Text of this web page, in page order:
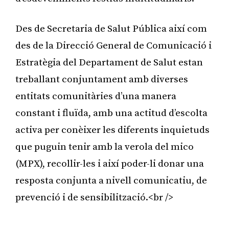
Des de Secretaria de Salut Pública així com
des de la Direcció General de Comunicació i
Estratègia del Departament de Salut estan
treballant conjuntament amb diverses
entitats comunitàries d’una manera
constant i fluïda, amb una actitud d’escolta
activa per conèixer les diferents inquietuds
que puguin tenir amb la verola del mico
(MPX), recollir-les i així poder-li donar una
resposta conjunta a nivell comunicatiu, de
prevenció i de sensibilització.<br />